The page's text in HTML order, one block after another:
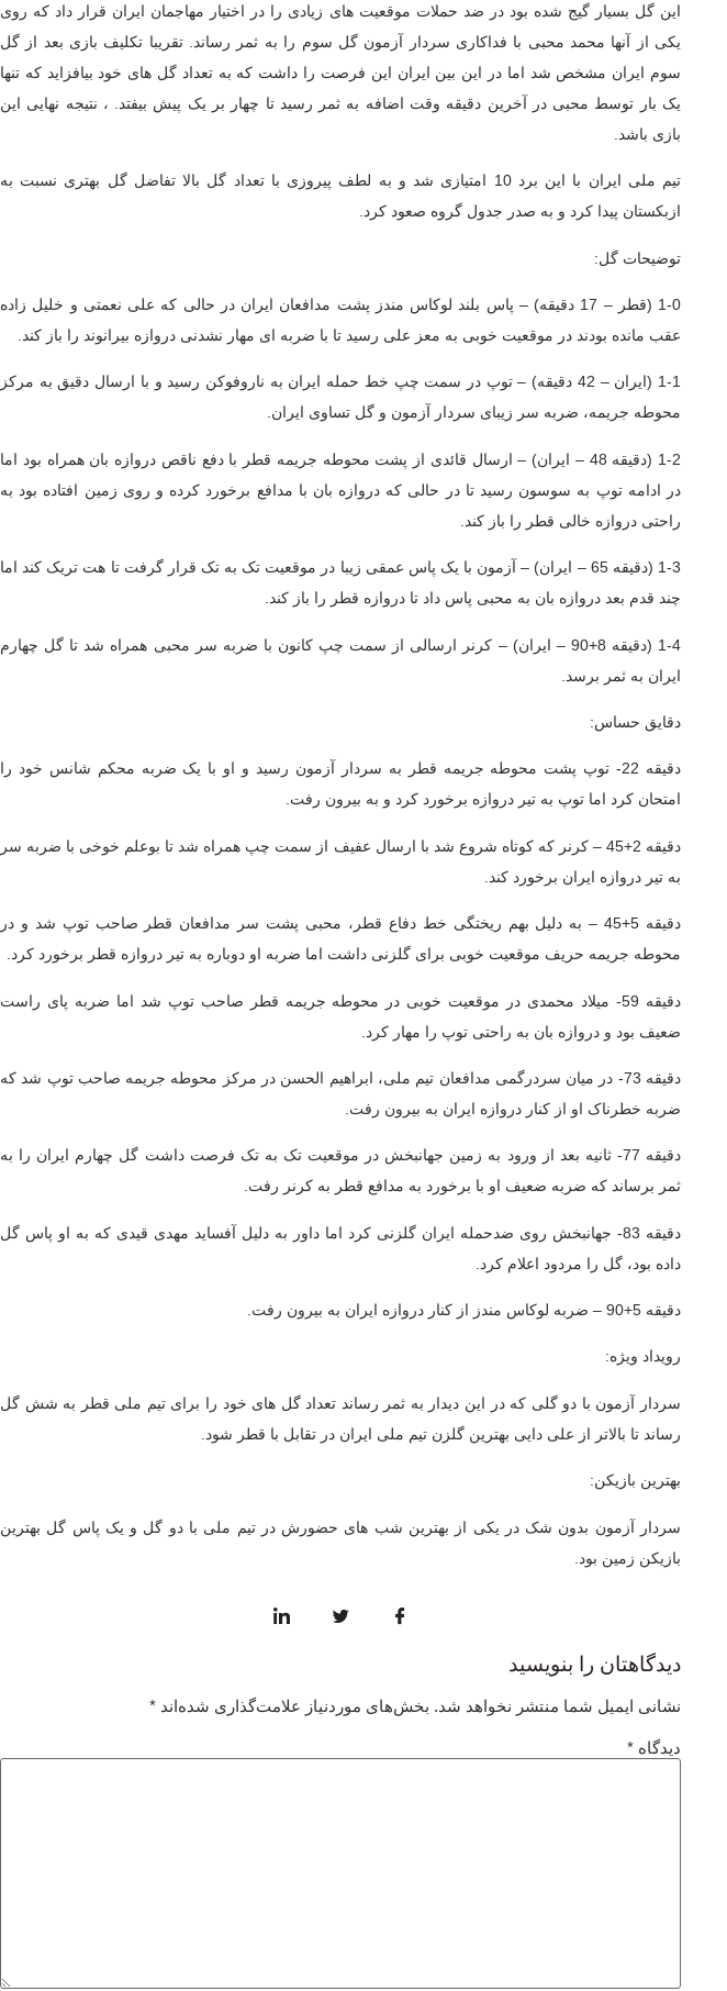
این گل بسیار گیج شده بود در ضد حملات موقعیت های زیادی را در اختیار مهاجمان ایران قرار داد که روی
یکی از آنها محمد محبی با فداکاری سردار آزمون گل سوم را به ثمر رساند. تقریبا تکلیف بازی بعد از گل
سوم ایران مشخص شد اما در این بین ایران این فرصت را داشت که به تعداد گل های خود بیافزاید که تنها
یک بار توسط محبی در آخرین دقیقه وقت اضافه به ثمر رسید تا چهار بر یک پیش بیفتد. ، نتیجه نهایی این
بازی باشد.
تیم ملی ایران با این برد 10 امتیازی شد و به لطف پیروزی با تعداد گل بالا تفاضل گل بهتری نسبت به
ازبکستان پیدا کرد و به صدر جدول گروه صعود کرد.
توضیحات گل:
1-0 (قطر – 17 دقیقه) –
پاس بلند لوکاس مندز پشت مدافعان ایران در حالی که علی نعمتی و خلیل زاده
عقب مانده بودند در موقعیت خوبی به معز علی رسید تا با ضربه ای مهار نشدنی دروازه بیرانوند را باز کند.
1-1 (ایران – 42 دقیقه) –
توپ در سمت چپ خط حمله ایران به ناروفوکن رسید و با ارسال دقیق به مرکز
محوطه جریمه، ضربه سر زیبای سردار آزمون و گل تساوی ایران.
1-2 (دقیقه 48 – ایران) –
ارسال قائدی از پشت محوطه جریمه قطر با دفع ناقص دروازه بان همراه بود اما
در ادامه توپ به سوسون رسید تا در حالی که دروازه بان با مدافع برخورد کرده و روی زمین افتاده بود به
راحتی دروازه خالی قطر را باز کند.
1-3 (دقیقه 65 – ایران) –
آزمون با یک پاس عمقی زیبا در موقعیت تک به تک قرار گرفت تا هت تریک کند اما
چند قدم بعد دروازه بان به محبی پاس داد تا دروازه قطر را باز کند.
1-4 (دقیقه 8+90 – ایران) –
کرنر ارسالی از سمت چپ کانون با ضربه سر محبی همراه شد تا گل چهارم
ایران به ثمر برسد.
دقایق حساس:
دقیقه 22- توپ پشت محوطه جریمه قطر به سردار آزمون رسید و او با یک ضربه محکم شانس خود را
امتحان کرد اما توپ به تیر دروازه برخورد کرد و به بیرون رفت.
دقیقه 2+45 – کرنر که کوتاه شروع شد با ارسال عفیف از سمت چپ همراه شد تا بوعلم خوخی با ضربه سر
به تیر دروازه ایران برخورد کند.
دقیقه 5+45 – به دلیل بهم ریختگی خط دفاع قطر، محبی پشت سر مدافعان قطر صاحب توپ شد و در
محوطه جریمه حریف موقعیت خوبی برای گلزنی داشت اما ضربه او دوباره به تیر دروازه قطر برخورد کرد.
دقیقه 59- میلاد محمدی در موقعیت خوبی در محوطه جریمه قطر صاحب توپ شد اما ضربه پای راست
ضعیف بود و دروازه بان به راحتی توپ را مهار کرد.
دقیقه 73- در میان سردرگمی مدافعان تیم ملی، ابراهیم الحسن در مرکز محوطه جریمه صاحب توپ شد که
ضربه خطرناک او از کنار دروازه ایران به بیرون رفت.
دقیقه 77- ثانیه بعد از ورود به زمین جهانبخش در موقعیت تک به تک فرصت داشت گل چهارم ایران را به
ثمر برساند که ضربه ضعیف او با برخورد به مدافع قطر به کرنر رفت.
دقیقه 83- جهانبخش روی ضدحمله ایران گلزنی کرد اما داور به دلیل آفساید مهدی قیدی که به او پاس گل
داده بود، گل را مردود اعلام کرد.
دقیقه 5+90 – ضربه لوکاس مندز از کنار دروازه ایران به بیرون رفت.
رویداد ویژه:
سردار آزمون با دو گلی که در این دیدار به ثمر رساند تعداد گل های خود را برای تیم ملی قطر به شش گل
رساند تا بالاتر از علی دایی بهترین گلزن تیم ملی ایران در تقابل با قطر شود.
بهترین بازیکن:
سردار آزمون بدون شک در یکی از بهترین شب های حضورش در تیم ملی با دو گل و یک پاس گل بهترین
بازیکن زمین بود.
دیدگاهتان را بنویسید
نشانی ایمیل شما منتشر نخواهد شد. بخش‌های موردنیاز علامت‌گذاری شده‌اند *
دیدگاه *